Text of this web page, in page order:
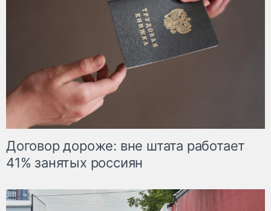
Договор дороже: вне штата работает
41% занятых россиян